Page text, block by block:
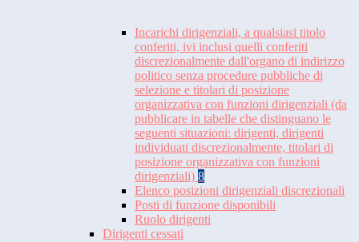
Incarichi dirigenziali, a qualsiasi titolo
conferiti, ivi inclusi quelli conferiti
discrezionalmente dall'organo di indirizzo
politico senza procedure pubbliche di
selezione e titolari di posizione
organizzativa con funzioni dirigenziali (da
pubblicare in tabelle che distinguano le
seguenti situazioni: dirigenti, dirigenti
individuati discrezionalmente, titolari di
posizione organizzativa con funzioni
dirigenziali) 8
Elenco posizioni dirigenziali discrezionali
Posti di funzione disponibili
Ruolo dirigenti
Dirigenti cessati